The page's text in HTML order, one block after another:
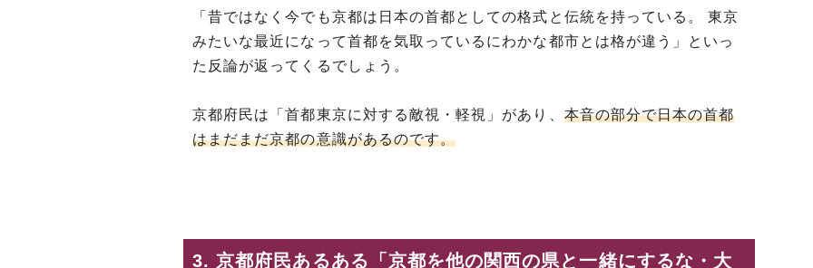
「昔ではなく今でも京都は日本の首都としての格式と伝統を持っている。 東京
みたいな最近になって首都を気取っているにわかな都市とは格が違う」といっ
た反論が返ってくるでしょう。
京都府民は「首都東京に対する敵視・軽視」があり、 本音の部分で日本の首都
はまだまだ京都の意識があるのです。
3. 京都府民あるある「京都を他の関西の県と一緒にするな・大